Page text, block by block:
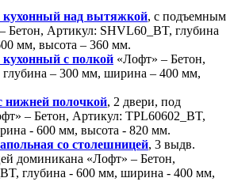
над вытяжкой, с подъемным
Бетон, Артикул: SHVL60_BT, глубина
мм, высота – 360 мм.
с полкой «Лофт» – Бетон,
– 300 мм, ширина – 400 мм,
нижней полочкой, 2 двери, под
– Бетон, Артикул: TPL60602_BT,
- 600 мм, высота - 820 мм.
со столешницей, 3 выдв.
доминикана «Лофт» – Бетон,
глубина - 600 мм, ширина - 400 мм,